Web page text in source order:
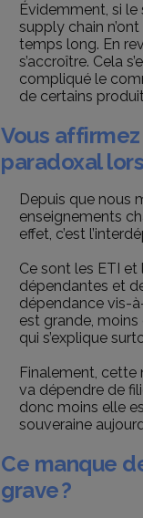
Évidemment, si
supply chain
temps long. En
s’accroître. Cela
compliqué le
de certains
Vous
paradoxal
Depuis que nous
enseignements
effet, c’est
Ce sont les ETI et
dépendantes et
dépendance vis-
est grande, moins
qui s’explique
Finalement, cette
va dépendre de
donc moins elle
souveraine
Ce manque
grave ?